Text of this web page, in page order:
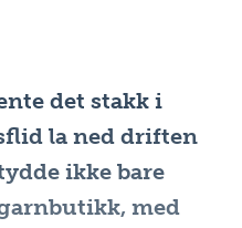
det stakk i
la ned driften
ikke bare
med